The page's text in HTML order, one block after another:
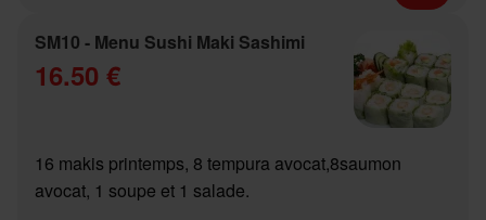
SM10 - Menu Sushi Maki Sashimi
16.50 €
16 makis printemps, 8 tempura avocat,8saumon
avocat, 1 soupe et 1 salade.